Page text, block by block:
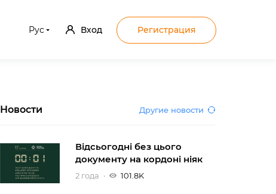
Рус Вход Регистрация
Новости Другие новости
Відсьогодні без цього
документу на кордоні ніяк
2 года 101.8K